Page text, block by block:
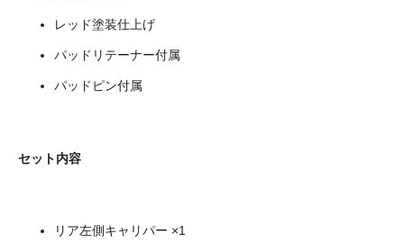
レッド塗装仕上げ
パッドリテーナー付属
パッドピン付属
セット内容
リア左側キャリパー ×1